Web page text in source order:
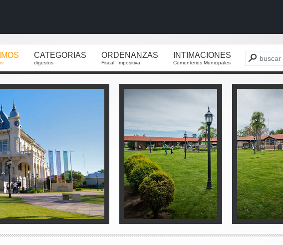
CATEGORIAS
digestos
ORDENANZAS
Fiscal, Impositiva
INTIMACIONES
Cementerios Municipales